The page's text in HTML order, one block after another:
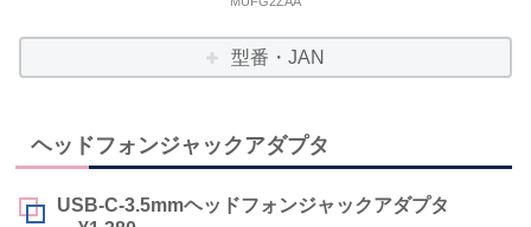
型番・JAN
ヘッドフォンジャックアダプタ
USB-C-3.5mmヘッドフォンジャックアダプタ